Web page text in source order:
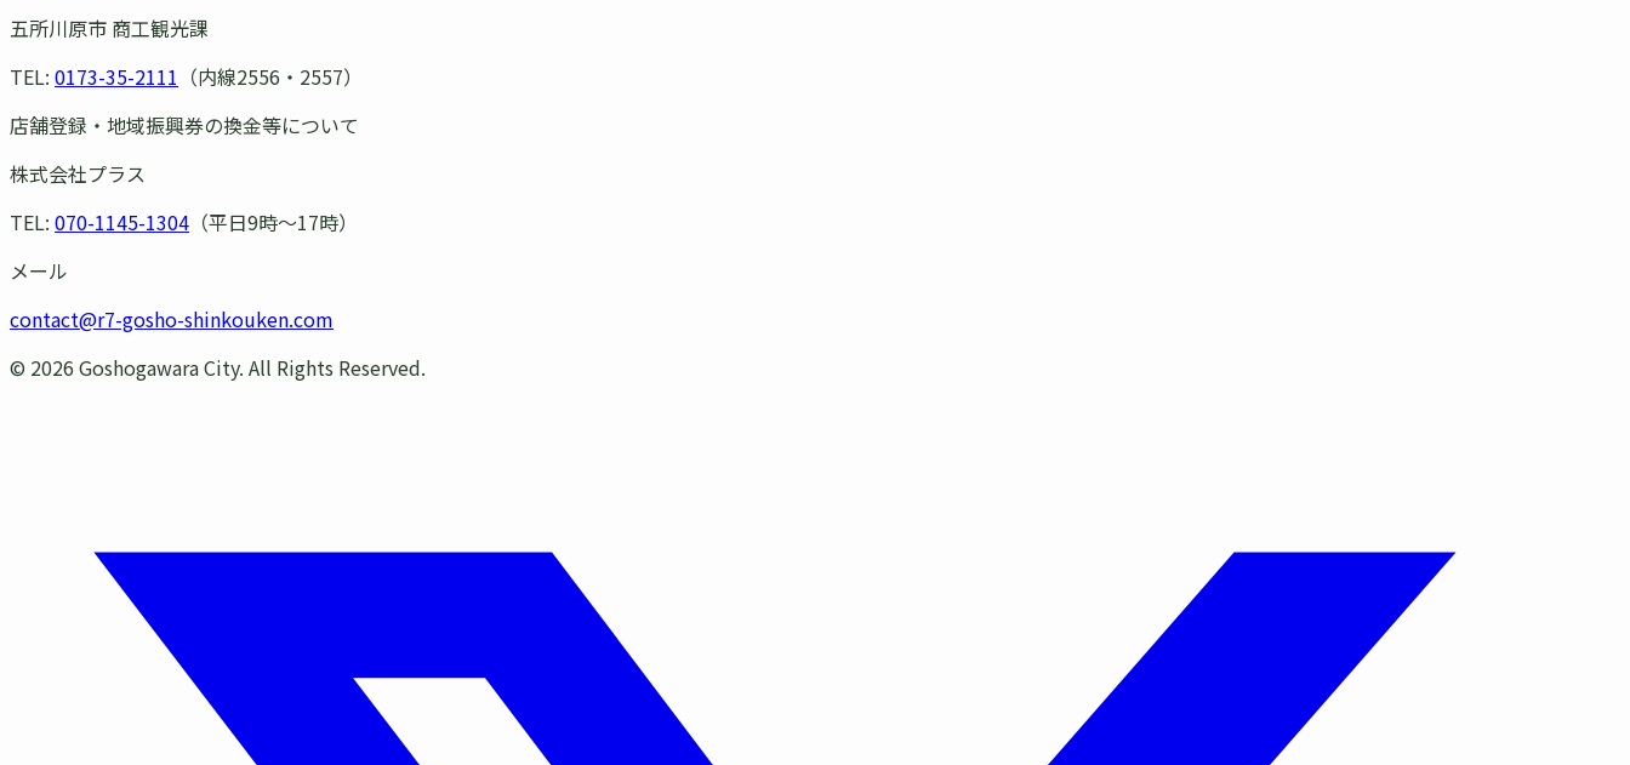
五所川原市 商工観光課
TEL: 0173-35-2111 （内線2556・2557）
店舗登録・地域振興券の換金等について
株式会社プラス
TEL: 070-1145-1304 （平日9時〜17時）
メール
contact@r7-gosho-shinkouken.com
© 2026 Goshogawara City. All Rights Reserved.